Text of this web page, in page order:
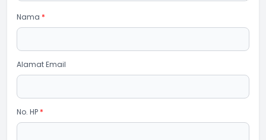
Nama *
Alamat Email
No. HP *